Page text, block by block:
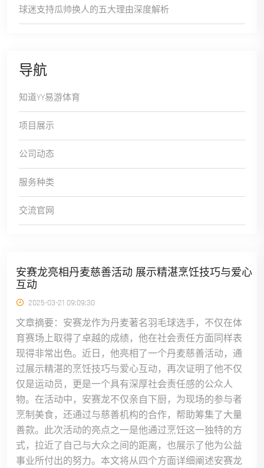
球迷支持瓜帅换人的五大理由深度解析
导航
知道YY易游体育
项目展示
公司动态
服务种类
交流官网
安赛龙亮相丹麦慈善活动 展示精湛烹饪技巧与爱心
互动
2025-03-21 09:09:30
文章摘要：安赛龙作为丹麦著名羽毛球选手，不仅在体
育赛场上取得了卓越的成绩，他在社会责任方面同样表
现得非常出色。近日，他亮相了一个丹麦慈善活动，通
过展示精湛的烹饪技巧与爱心互动，再次证明了他不仅
仅是运动员，更是一个具有深厚社会责任感的公众人
物。在活动中，安赛龙不仅亲自下厨，为现场的参与者
烹制美食，还通过与慈善机构的合作，帮助筹集了大量
善款。此次活动的亮点之一是他通过烹饪这一独特的方
式，拉近了自己与大众之间的距离，也展示了他为公益
事业所付出的努力。本文将从四个方面详细阐述安赛龙